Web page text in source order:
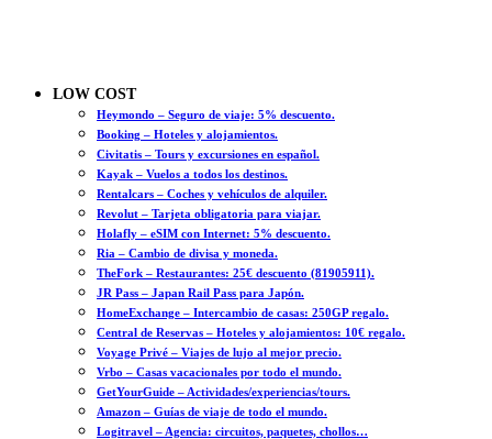
LOW COST
Heymondo – Seguro de viaje: 5% descuento.
Booking – Hoteles y alojamientos.
Civitatis – Tours y excursiones en español.
Kayak – Vuelos a todos los destinos.
Rentalcars – Coches y vehículos de alquiler.
Revolut – Tarjeta obligatoria para viajar.
Holafly – eSIM con Internet: 5% descuento.
Ria – Cambio de divisa y moneda.
TheFork – Restaurantes: 25€ descuento (81905911).
JR Pass – Japan Rail Pass para Japón.
HomeExchange – Intercambio de casas: 250GP regalo.
Central de Reservas – Hoteles y alojamientos: 10€ regalo.
Voyage Privé – Viajes de lujo al mejor precio.
Vrbo – Casas vacacionales por todo el mundo.
GetYourGuide – Actividades/experiencias/tours.
Amazon – Guías de viaje de todo el mundo.
Logitravel – Agencia: circuitos, paquetes, chollos…